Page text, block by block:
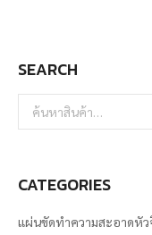
SEARCH
CATEGORIES
แผ่นขัดทำความสะอาดหั